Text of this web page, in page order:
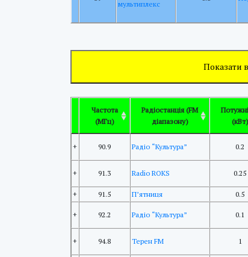
мультиплекс
Показати
Частота
(МГц)
Радіостанція (FM
діапазону)
(кВт)
+ 90.9 Радіо “Культура” 0.2
+ 91.3 Radio ROKS 0.25
+
91.5 П’ятниця 0.5
+ 92.2 Радіо “Культура” 0.1
+ 94.8 Терен FM 1